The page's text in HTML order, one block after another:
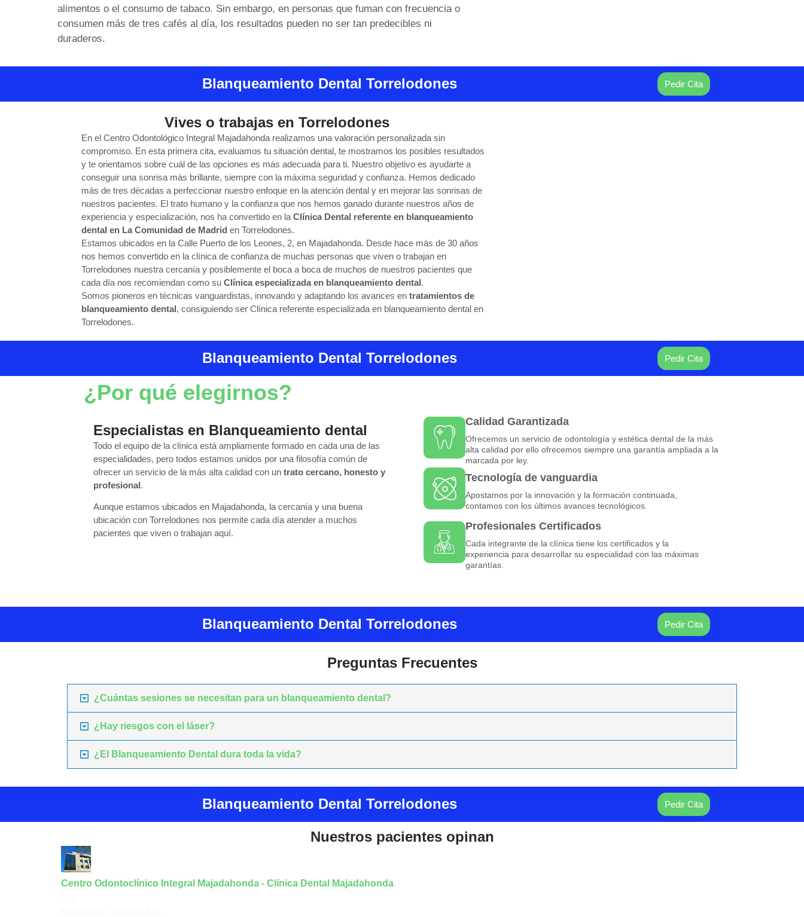
alimentos o el consumo de tabaco. Sin embargo, en personas que fuman con frecuencia o
consumen más de tres cafés al día, los resultados pueden no ser tan predecibles ni
duraderos.
Blanqueamiento Dental Torrelodones Pedir Cita
Vives o trabajas en Torrelodones
En el Centro Odontológico Integral Majadahonda realizamos una valoración personalizada sin
compromiso. En esta primera cita, evaluamos tu situación dental, te mostramos los posibles resultados
y te orientamos sobre cuál de las opciones es más adecuada para ti. Nuestro objetivo es ayudarte a
conseguir una sonrisa más brillante, siempre con la máxima seguridad y confianza. Hemos dedicado
más de tres décadas a perfeccionar nuestro enfoque en la atención dental y en mejorar las sonrisas de
nuestros pacientes. El trato humano y la confianza que nos hemos ganado durante nuestros años de
experiencia y especialización, nos ha convertido en laClínica Dental referente en blanqueamiento
dental en La Comunidad de Madrid en Torrelodones.
Estamos ubicados en la Calle Puerto de los Leones, 2, en Majadahonda. Desde hace más de 30 años
nos hemos convertido en la clínica de confianza de muchas personas que viven o trabajan en
Torrelodones nuestra cercanía y posiblemente el boca a boca de muchos de nuestros pacientes que
cada día nos recomiendan como suClínica especializada en blanqueamiento dental.
Somos pioneros en técnicas vanguardistas, innovando y adaptando los avances entratamientos de
blanqueamiento dental, consiguiendo ser Clínica referente especializada en blanqueamiento dental en
Torrelodones.
Blanqueamiento Dental Torrelodones Pedir Cita
¿Por qué elegirnos?
Especialistas en Blanqueamiento dental
Todo el equipo de la clínica está ampliamente formado en cada una de las
especialidades, pero todos estamos unidos por una filosofía común de
ofrecer un servicio de la más alta calidad con un trato cercano, honesto y
profesional.
Aunque estamos ubicados en Majadahonda, la cercanía y una buena
ubicación con Torrelodones nos permite cada día atender a muchos
pacientes que viven o trabajan aquí.
Calidad Garantizada
Ofrecemos un servicio de odontología y estética dental de la más
alta calidad por ello ofrecemos siempre una garantía ampliada a la
marcada por ley.
Tecnología de vanguardia
Apostamos por la innovación y la formación continuada,
contamos con los últimos avances tecnológicos.
Profesionales Certificados
Cada integrante de la clínica tiene los certificados y la
experiencia para desarrollar su especialidad con las máximas
garantías.
Blanqueamiento Dental Torrelodones Pedir Cita
Preguntas Frecuentes
¿Cuántas sesiones se necesitan para un blanqueamiento dental?
¿Hay riesgos con el láser?
¿El Blanqueamiento Dental dura toda la vida?
Blanqueamiento Dental Torrelodones Pedir Cita
Nuestros pacientes opinan
Centro Odontoclínico Integral Majadahonda - Clínica Dental Majadahonda